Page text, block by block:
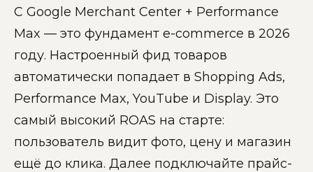
С Google Merchant Center + Performance
Max — это фундамент e-commerce в 2026
году. Настроенный фид товаров
автоматически попадает в Shopping Ads,
Performance Max, YouTube и Display. Это
самый высокий ROAS на старте:
пользователь видит фото, цену и магазин
ещё до клика. Далее подключайте прайс-